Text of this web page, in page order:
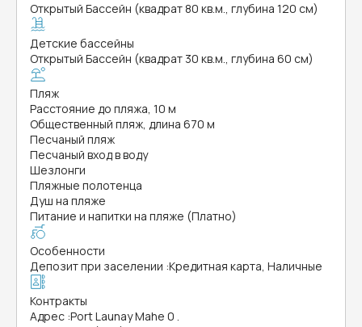
Открытый Бассейн (квадрат 80 кв.м., глубина 120 см)
Детские бассейны
Открытый Бассейн (квадрат 30 кв.м., глубина 60 см)
Пляж
Расстояние до пляжа, 10 м
Общественный пляж, длина 670 м
Песчаный пляж
Песчаный вход в воду
Шезлонги
Пляжные полотенца
Душ на пляже
Питание и напитки на пляже (Платно)
Особенности
Депозит при заселении :Кредитная карта, Наличные
Контракты
Адрес :Port Launay Mahe 0 .